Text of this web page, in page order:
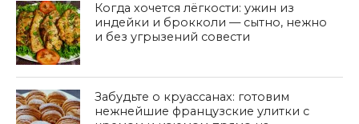
Когда хочется лёгкости: ужин из
индейки и брокколи — сытно, нежно
и без угрызений совести
Забудьте о круассанах: готовим
нежнейшие французские улитки с